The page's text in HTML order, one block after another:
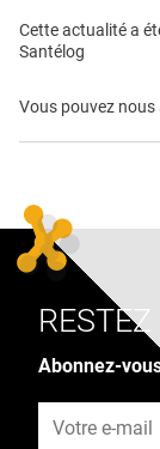
Cette actualité a
Santélog
Vous pouvez nous
Abonnez-